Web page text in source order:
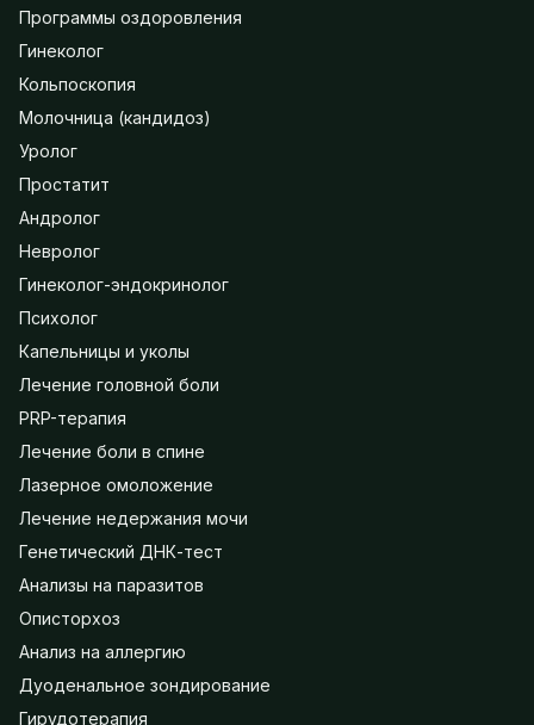
Программы оздоровления
Гинеколог
Кольпоскопия
Молочница (кандидоз)
Уролог
Простатит
Андролог
Невролог
Гинеколог-эндокринолог
Психолог
Капельницы и уколы
Лечение головной боли
PRP-терапия
Лечение боли в спине
Лазерное омоложение
Лечение недержания мочи
Генетический ДНК-тест
Анализы на паразитов
Описторхоз
Анализ на аллергию
Дуоденальное зондирование
Гирудотерапия